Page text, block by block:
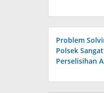
Problem
Polsek
Perselisihan